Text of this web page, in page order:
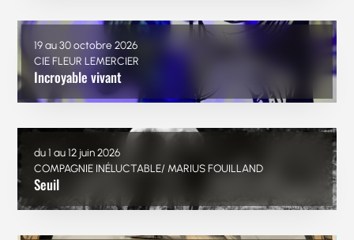
19 au 30 octobre 2026
CIE FLEUR LEMERCIER
Incroyable vivant
du 1 au 12 juin 2026
COMPAGNIE INÉLUCTABLE/ MARIUS FOUILLAND
Seuil